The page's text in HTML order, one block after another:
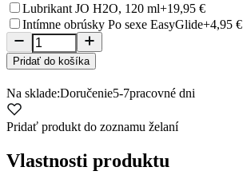
Lubrikant JO H2O, 120 ml+19,95 €
Intímne obrúsky Po sexe EasyGlide+4,95 €
Pridať do košíka
Na sklade:Doručenie5-7pracovné dni
Pridať produkt do zoznamu želaní
Vlastnosti produktu